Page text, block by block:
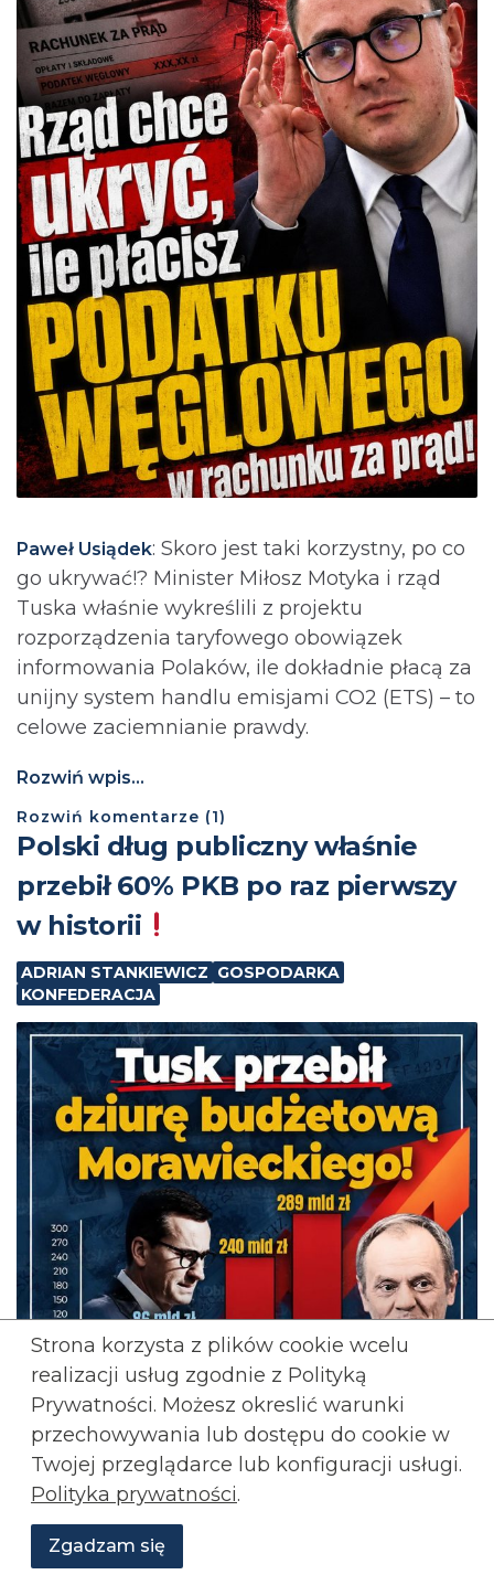
Paweł Usiądek: Skoro jest taki korzystny, po co
go ukrywać!? Minister Miłosz Motyka i rząd
Tuska właśnie wykreślili z projektu
rozporządzenia taryfowego obowiązek
informowania Polaków, ile dokładnie płacą za
unijny system handlu emisjami CO2 (ETS) – to
celowe zaciemnianie prawdy.
Rozwiń wpis...
Rozwiń komentarze (1)
Polski dług publiczny właśnie
przebił 60% PKB po raz pierwszy
w historii
ADRIAN STANKIEWICZ GOSPODARKA
KONFEDERACJA
Strona korzysta z plików cookie wcelu
realizacji usług zgodnie z Polityką
Prywatności. Możesz okreslić warunki
przechowywania lub dostępu do cookie w
Twojej przeglądarce lub konfiguracji usługi.
Polityka prywatności.
Zgadzam się